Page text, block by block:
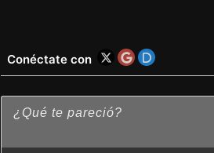
Conéctate con